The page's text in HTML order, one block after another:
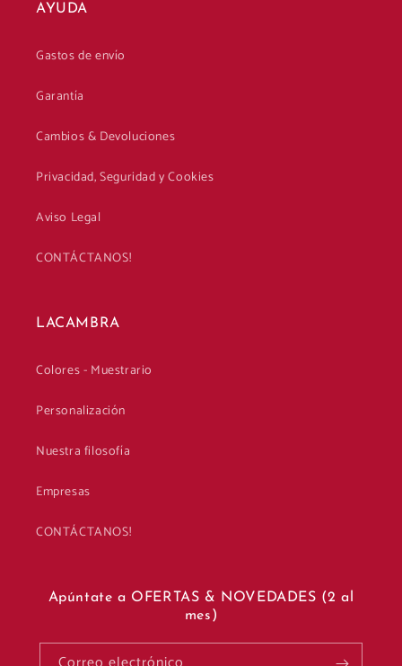
AYUDA
Gastos de envío
Garantía
Cambios & Devoluciones
Privacidad, Seguridad y Cookies
Aviso Legal
CONTÁCTANOS!
LACAMBRA
Colores - Muestrario
Personalización
Nuestra filosofía
Empresas
CONTÁCTANOS!
Apúntate a OFERTAS & NOVEDADES (2 al
mes)